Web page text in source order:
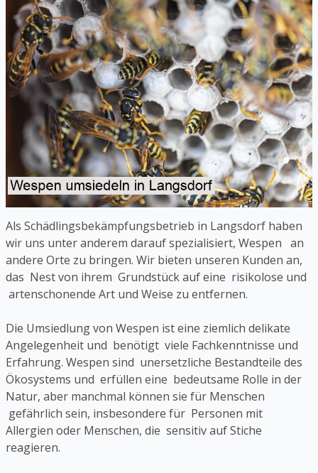
Als Schädlingsbekämpfungsbetrieb in Langsdorf haben
wir uns unter anderem darauf spezialisiert, Wespen an
andere Orte zu bringen. Wir bieten unseren Kunden an,
das Nest von ihrem Grundstück auf eine risikolose und
artenschonende Art und Weise zu entfernen.
Die Umsiedlung von Wespen ist eine ziemlich delikate
Angelegenheit und benötigt viele Fachkenntnisse und
Erfahrung. Wespen sind unersetzliche Bestandteile des
Ökosystems und erfüllen eine bedeutsame Rolle in der
Natur, aber manchmal können sie für Menschen
gefährlich sein, insbesondere für Personen mit
Allergien oder Menschen, die sensitiv auf Stiche
reagieren.